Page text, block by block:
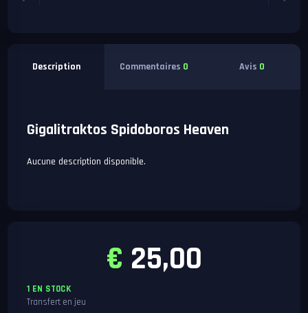
Description Commentaires 0 Avis 0
Gigalitraktos Spidoboros Heaven
Aucune description disponible.
€ 25,00
1 EN STOCK
Transfert en jeu